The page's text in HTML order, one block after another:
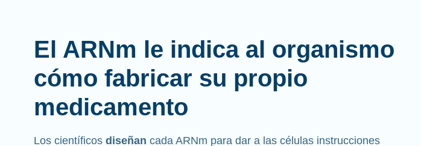
El ARNm le indica al organismo
cómo fabricar su propio
medicamento
Los científicos diseñan cada ARNm para dar a las células instrucciones